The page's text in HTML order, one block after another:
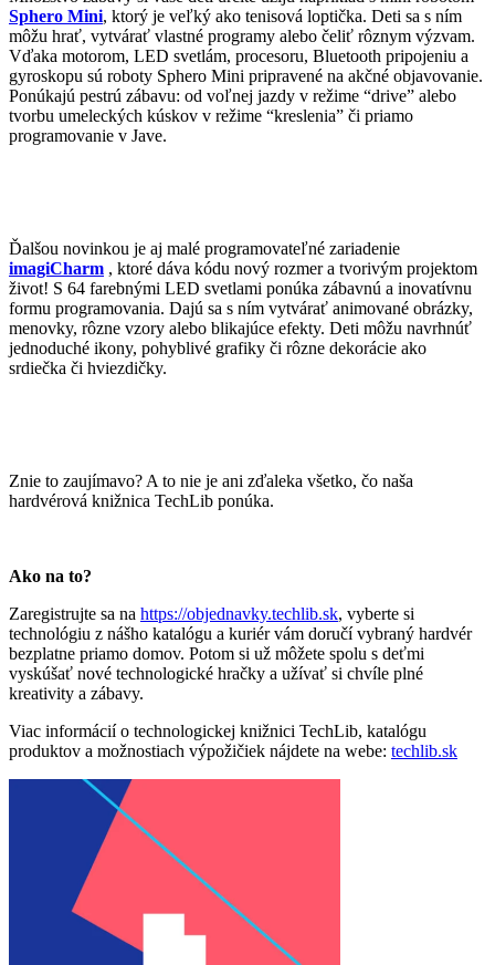
Sphero Mini, ktorý je veľký ako tenisová loptička. Deti sa s ním
môžu hrať, vytvárať vlastné programy alebo čeliť rôznym výzvam.
Vďaka motorom, LED svetlám, procesoru, Bluetooth pripojeniu a
gyroskopu sú roboty Sphero Mini pripravené na akčné objavovanie.
Ponúkajú pestrú zábavu: od voľnej jazdy v režime “drive” alebo
tvorbu umeleckých kúskov v režime “kreslenia” či priamo
programovanie v Jave.
Ďalšou novinkou je aj malé programovateľné zariadenie
imagiCharm , ktoré dáva kódu nový rozmer a tvorivým projektom
život! S 64 farebnými LED svetlami ponúka zábavnú a inovatívnu
formu programovania. Dajú sa s ním vytvárať animované obrázky,
menovky, rôzne vzory alebo blikajúce efekty. Deti môžu navrhnúť
jednoduché ikony, pohyblivé grafiky či rôzne dekorácie ako
srdiečka či hviezdičky.
Znie to zaujímavo? A to nie je ani zďaleka všetko, čo naša
hardvérová knižnica TechLib ponúka.
Ako na to?
Zaregistrujte sa na https://objednavky.techlib.sk, vyberte si
technológiu z nášho katalógu a kuriér vám doručí vybraný hardvér
bezplatne priamo domov. Potom si už môžete spolu s deťmi
vyskúšať nové technologické hračky a užívať si chvíle plné
kreativity a zábavy.
Viac informácií o technologickej knižnici TechLib, katalógu
produktov a možnostiach výpožičiek nájdete na webe: techlib.sk